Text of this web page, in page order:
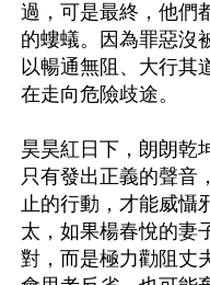
過，可是最終，他們
的螻蟻。因為罪惡沒
以暢通無阻、大行其
在走向危險歧途。
昊昊紅日下，朗朗乾
只有發出正義的聲音
止的行動，才能威懾
太，如果楊春悅的妻
對，而是極力勸阻丈